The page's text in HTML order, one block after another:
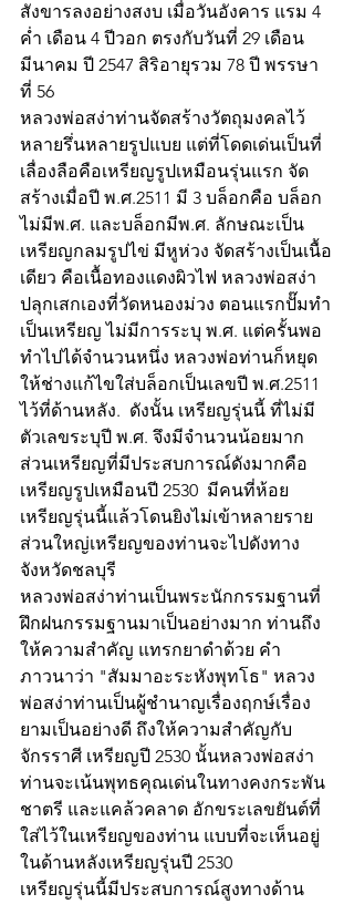
สังขารลงอย่างสงบ เมื่อวันอังคาร แรม 4
ค่ำ เดือน 4 ปีวอก ตรงกับวันที่ 29 เดือน
มีนาคม ปี 2547 สิริอายุรวม 78 ปี พรรษา
ที่ 56
หลวงพ่อสง่าท่านจัดสร้างวัตถุมงคลไว้
หลายรึ่นหลายรูปแบย แต่ที่โดดเด่นเป็นที่
เลื่องลือคือเหรียญรูปเหมือนรุ่นแรก จัด
สร้างเมื่อปี พ.ศ.2511 มี 3 บล็อกคือ บล็อก
ไม่มีพ.ศ. และบล็อกมีพ.ศ. ลักษณะเป็น
เหรียญกลมรูปไข่ มีหูห่วง จัดสร้างเป็นเนื้อ
เดียว คือเนื้อทองแดงผิวไฟ หลวงพ่อสง่า
ปลุกเสกเองที่วัดหนองม่วง ตอนแรกปั๊มทำ
เป็นเหรียญ ไม่มีการระบุ พ.ศ. แต่ครั้นพอ
ทำไปได้จำนวนหนึ่ง หลวงพ่อท่านก็หยุด
ให้ช่างแก้ไขใส่บล็อกเป็นเลขปี พ.ศ.2511
ไว้ที่ด้านหลัง.  ดังนั้น เหรียญรุ่นนี้ ที่ไม่มี
ตัวเลขระบุปี พ.ศ. จึงมีจำนวนน้อยมาก
ส่วนเหรียญที่มีประสบการณ์ดังมากคือ
เหรียญรูปเหมือนปี 2530  มีคนที่ห้อย
เหรียญรุ่นนี้แล้วโดนยิงไม่เข้าหลายราย
ส่วนใหญ่เหรียญของท่านจะไปดังทาง
จังหวัดชลบุรี
หลวงพ่อสง่าท่านเป็นพระนักกรรมฐานที่
ฝึกฝนกรรมฐานมาเป็นอย่างมาก ท่านถึง
ให้ความสำคัญ แทรกยาดำด้วย คำ
ภาวนาว่า "สัมมาอะระหังพุทโธ" หลวง
พ่อสง่าท่านเป็นผู้ชำนาญเรื่องฤกษ์เรื่อง
ยามเป็นอย่างดี ถึงให้ความสำคัญกับ
จักรราศี เหรียญปี 2530 นั้นหลวงพ่อสง่า
ท่านจะเน้นพุทธคุณเด่นในทางคงกระพัน
ชาตรี และแคล้วคลาด อักขระเลขยันต์ที่
ใส่ไว้ในเหรียญของท่าน แบบที่จะเห็นอยู่
ในด้านหลังเหรียญรุ่นปี 2530
เหรียญรุ่นนี้มีประสบการณ์สูงทางด้าน